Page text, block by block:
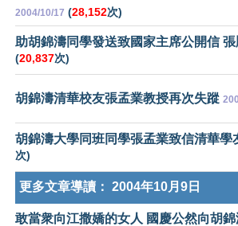
2004/10/17 (28,152次)
助胡錦濤同學發送致國家主席公開信
(20,837次)
胡錦濤清華校友張孟業教授再次失蹤
胡錦濤大學同班同學張孟業致信清華學
次)
更多文章導讀： 2004年10月9日
敢當衆向江撒嬌的女人 國慶公然向胡